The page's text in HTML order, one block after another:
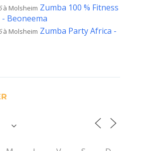
à Molsheim Zumba 100 % Fitness
Beoneema
à Molsheim Zumba Party Africa -